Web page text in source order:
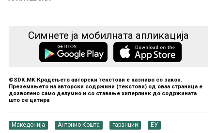
Симнете ја мобилната апликација
©SDK.MK Крадењето авторски текстови е казниво со закон.
Преземањето на авторски содржини (текстови) од оваа страница е
дозволено само делумно и со ставање хиперлинк до содржината
што се цитира
Македонија Антонио Кошта гаранции ЕУ